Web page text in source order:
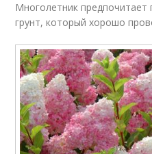
Многолетник
грунт, который хорошо